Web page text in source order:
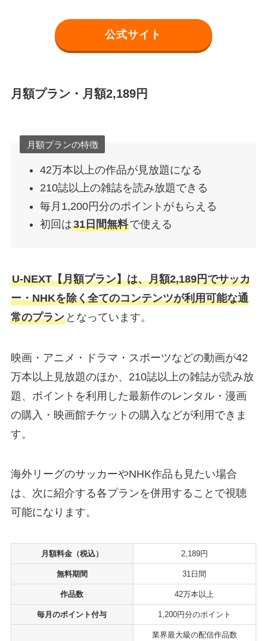
公式サイト
月額プラン・月額2,189円
月額プランの特徴
42万本以上の作品が見放題になる
210誌以上の雑誌を読み放題できる
毎月1,200円分のポイントがもらえる
初回は31日間無料で使える
U-NEXT【月額プラン】は、月額2,189円でサッカ
ー・NHKを除く全てのコンテンツが利用可能な通
常のプランとなっています。
映画・アニメ・ドラマ・スポーツなどの動画が42
万本以上見放題のほか、210誌以上の雑誌が読み放
題、ポイントを利用した最新作のレンタル・漫画
の購入・映画館チケットの購入などが利用できま
す。
海外リーグのサッカーやNHK作品も見たい場合
は、次に紹介する各プランを併用することで視聴
可能になります。
月額料金（税込） 2,189円
無料期間 31日間
作品数 42万本以上
毎月のポイント付与 1,200円分のポイント
業界最大級の配信作品数